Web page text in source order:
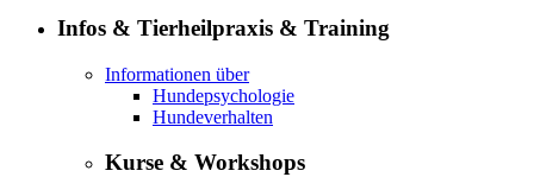
Infos & Tierheilpraxis & Training
Informationen über
Hundepsychologie
Hundeverhalten
Kurse & Workshops